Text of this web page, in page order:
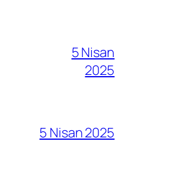
5 Nisan
2025
5 Nisan 2025